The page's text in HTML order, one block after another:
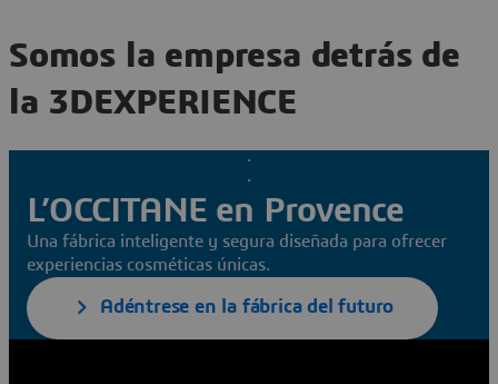
Somos la empresa detrás de
la 3DEXPERIENCE
L’OCCITANE en Provence
Una fábrica inteligente y segura diseñada para ofrecer
experiencias cosméticas únicas.
Adéntrese en la fábrica del futuro